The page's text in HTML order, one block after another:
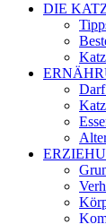
DIE
Darf